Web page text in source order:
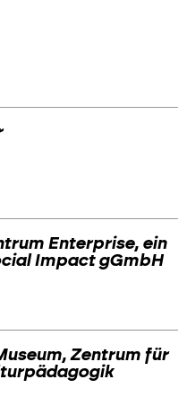
Enterprise, ein
Impact gGmbH
Zentrum für